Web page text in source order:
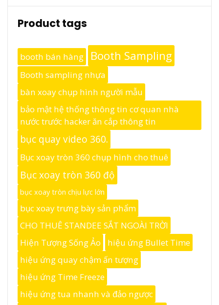
Product tags
booth bán hàng Booth Sampling
Booth sampling nhựa
bàn xoay chụp hình người mẫu
bảo mật hệ thống thông tin cơ quan nhà
nước trước hacker ăn cắp thông tin
bục quay video 360.
Bục xoay tròn 360 chụp hình cho thuê
Bục xoay tròn 360 độ
bục xoay tròn chịu lực lớn
bục xoay trưng bày sản phẩm
CHO THUÊ STANDEE SẮT NGOÀI TRỜI
Hiện Tượng Sống Ảo
hiệu ứng Bullet Time
hiệu ứng quay chậm ấn tượng
hiệu ứng Time Freeze
hiệu ứng tua nhanh và đảo ngược